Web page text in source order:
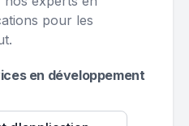
pour les
en développement